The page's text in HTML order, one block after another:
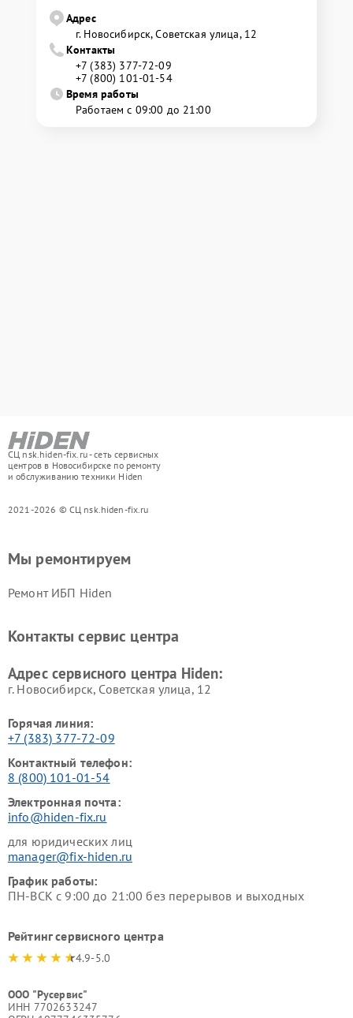
Адрес
г. Новосибирск, Советская улица, 12
Контакты
+7 (383) 377-72-09
+7 (800) 101-01-54
Время работы
Работаем с 09:00 до 21:00
СЦ nsk.hiden-fix.ru - сеть сервисных
центров в Новосибирске по ремонту
и обслуживанию техники Hiden
2021-2026 © СЦ nsk.hiden-fix.ru
Мы ремонтируем
Ремонт ИБП Hiden
Контакты сервис центра
Адрес сервисного центра Hiden:
г. Новосибирск, Советская улица, 12
Горячая линия:
+7 (383) 377-72-09
Контактный телефон:
8 (800) 101-01-54
Электронная почта:
info@hiden-fix.ru
для юридических лиц
manager@fix-hiden.ru
График работы:
ПН-ВСК с 9:00 до 21:00 без перерывов и выходных
Рейтинг сервисного центра
4.9-5.0
ООО "Русервис"
ИНН 7702633247